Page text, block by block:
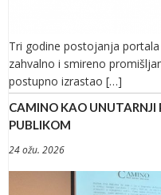
Tri godine postojanja
zahvalno i smireno
postupno izrastao […]
CAMINO KAO UNUTARNJI
PUBLIKOM
24 ožu. 2026